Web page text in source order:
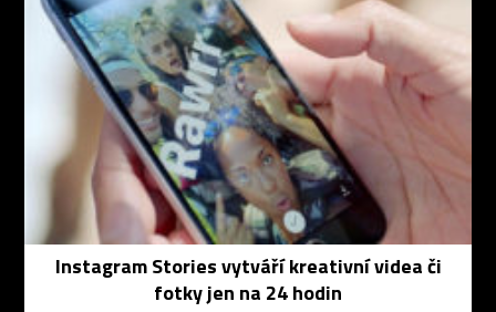
Instagram Stories vytváří kreativní videa či
fotky jen na 24 hodin